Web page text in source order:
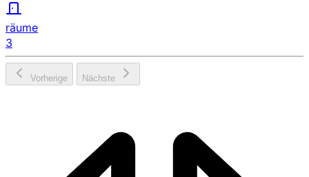
räume
3
Vorherige Nächste